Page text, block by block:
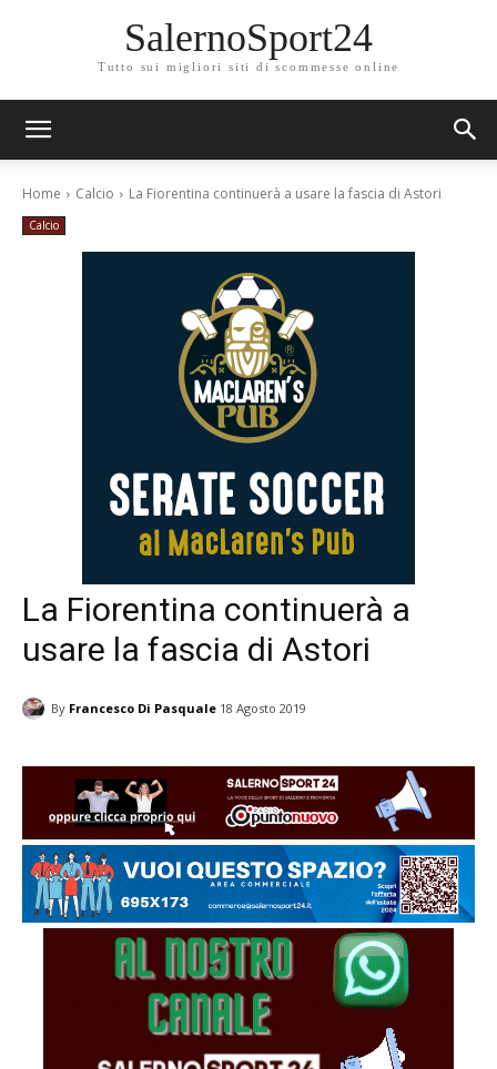
SalernoSport24
Tutto sui migliori siti di scommesse online
Home Calcio La Fiorentina continuerà a usare la fascia di Astori
Calcio
La Fiorentina continuerà a
usare la fascia di Astori
By Francesco Di Pasquale 18 Agosto 2019